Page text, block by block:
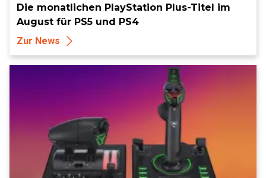
Die monatlichen PlayStation Plus-Titel im
August für PS5 und PS4
Zur News